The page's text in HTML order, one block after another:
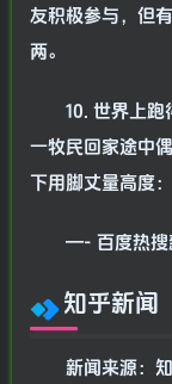
友积极参与，但
两。
10. 世界上
一牧民回家途中
下用脚丈量高度
—- 百度热
知乎新闻
新闻来源：